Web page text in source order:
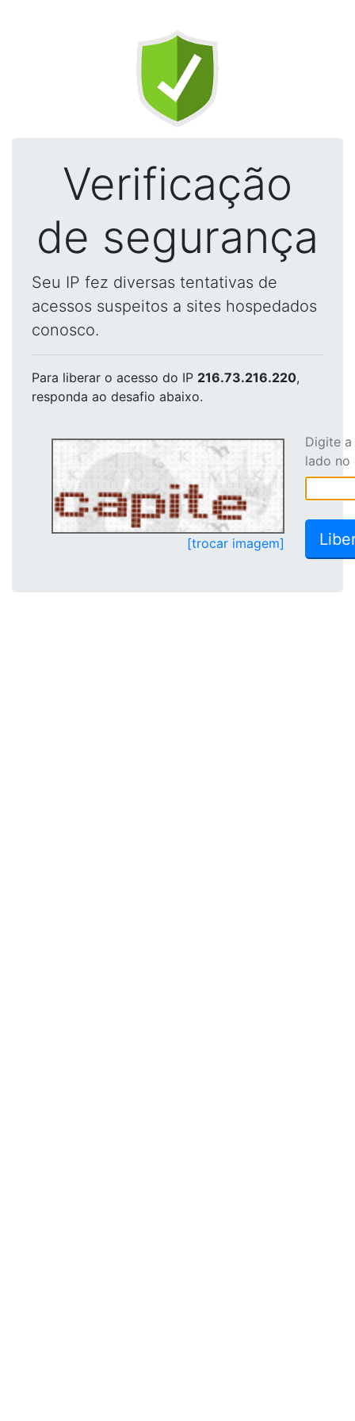
Verificação
de segurança
Seu IP fez diversas tentativas de
acessos suspeitos a sites hospedados
conosco.
Para liberar o acesso do IP 216.73.216.220,
responda ao desafio abaixo.
[trocar imagem]
Digite
lado no